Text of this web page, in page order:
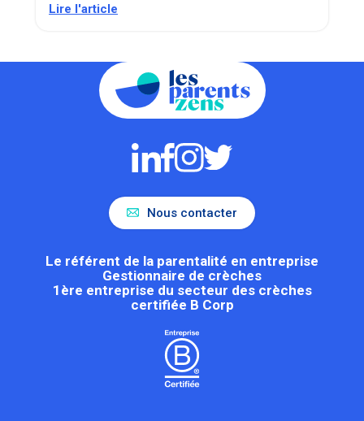
Lire l'article
Nous contacter
Le référent de la parentalité en entreprise
Gestionnaire de crèches
1ère entreprise du secteur des crèches
certifiée B Corp